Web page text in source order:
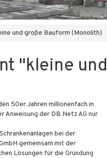
und große Bauform (Monolith)
"kleine und
50er Jahren millionenfach in
Anweisung der DB Netz AG nur
bei der
gemeinsam mit der
Lösungen für die Gründung